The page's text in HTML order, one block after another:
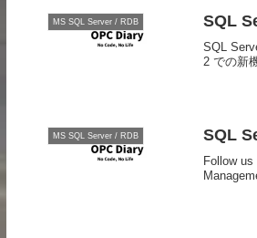
MS SQL Server / RDB SQL
SQL
2 での新
MS SQL Server / RDB SQL
Follow